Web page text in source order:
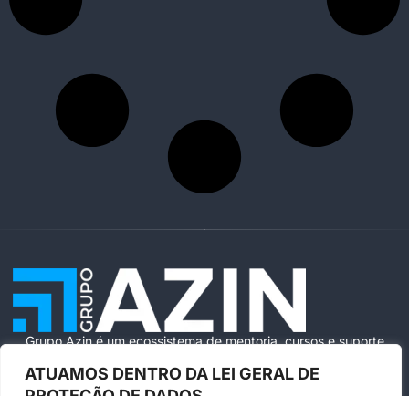
ATUAMOS DENTRO DA LEI GERAL DE
Grupo Azin é um ecossistema de mentoria, cursos e suporte
escala na Amazon Brasil.